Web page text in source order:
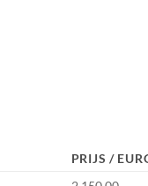
PRIJS /